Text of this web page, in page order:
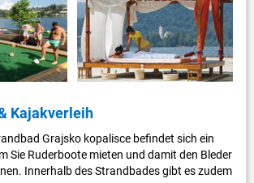
Kajakverleih
Grajsko kopalisce befindet sich ein
Sie Ruderboote mieten und damit den Bleder
Innerhalb des Strandbades gibt es zudem